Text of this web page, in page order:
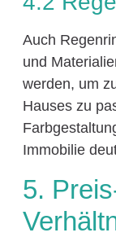
Auch
und
werden, um
Hauses zu
Immobilie
5.